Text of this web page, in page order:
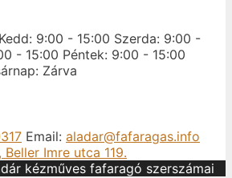
Kedd: 9:00 - 15:00 Szerda: 9:00 -
- 15:00 Péntek: 9:00 - 15:00
Zárva
Email: aladar@fafaragas.info
Beller Imre utca 119.
kézműves fafaragó szerszámai